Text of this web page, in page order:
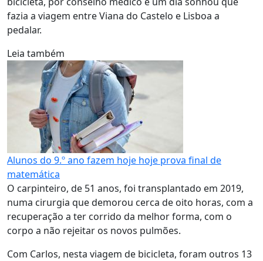
fazia a viagem entre Viana do Castelo e Lisboa a
pedalar.
Leia também
Alunos do 9.º ano fazem hoje hoje prova final de
matemática
O carpinteiro, de 51 anos, foi transplantado em 2019,
numa cirurgia que demorou cerca de oito horas, com a
recuperação a ter corrido da melhor forma, com o
corpo a não rejeitar os novos pulmões.
Com Carlos, nesta viagem de bicicleta, foram outros 13